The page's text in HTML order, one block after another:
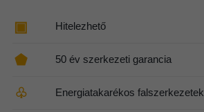
▣ Hitelezhető
⬟ 50 év szerkezeti garancia
♧ Energiatakarékos falszerkezetek